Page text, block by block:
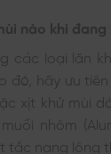
nào khi đang
các loại lăn
đó, hãy ưu
xịt khử mùi
nhôm
tắc nang lông